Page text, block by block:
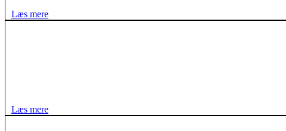
Læs mere
Læs mere